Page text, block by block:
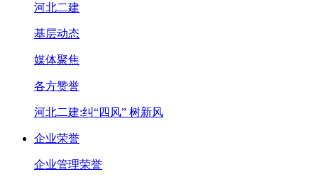
河北二建
基层动态
媒体聚焦
各方赞誉
河北二建:纠“四风” 树新风
企业荣誉
企业管理荣誉